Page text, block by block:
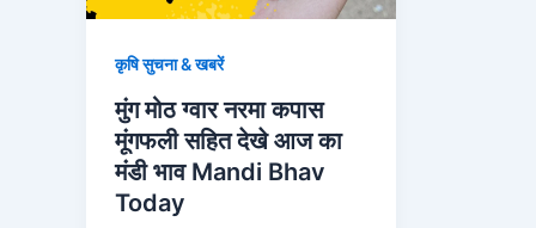
कृषि सुचना & खबरें
मुंग मोठ ग्वार नरमा कपास
मूंगफली सहित देखे आज का
मंडी भाव Mandi Bhav
Today